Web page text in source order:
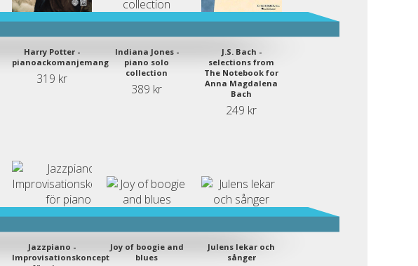
Harry Potter -
pianoackomanjemang
319 kr
Indiana Jones -
piano solo
collection
389 kr
J.S. Bach -
selections from
The Notebook for
Anna Magdalena
Bach
249 kr
Jazzpiano -
Improvisationskoncept
Joy of boogie and
blues
Julens lekar och
sånger